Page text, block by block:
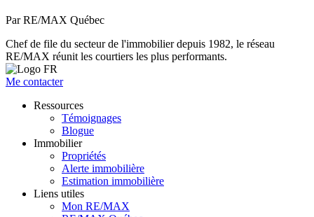
Par RE/MAX Québec
Chef de file du secteur de l'immobilier depuis 1982, le réseau
RE/MAX réunit les courtiers les plus performants.
Me contacter
Ressources
Témoignages
Blogue
Immobilier
Propriétés
Alerte immobilière
Estimation immobilière
Liens utiles
Mon RE/MAX